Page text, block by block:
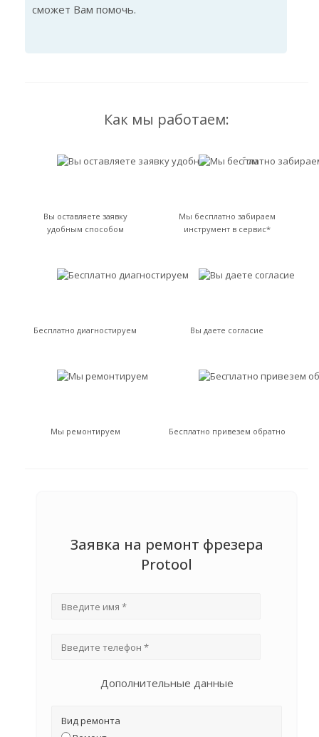
сможет Вам помочь.
Как мы работаем:
Вы оставляете заявку
удобным способом
Мы бесплатно забираем
инструмент в сервис*
Бесплатно диагностируем Вы даете согласие
Мы ремонтируем Бесплатно привезем обратно
Заявка на ремонт фрезера
Protool
Дополнительные данные
Вид ремонта